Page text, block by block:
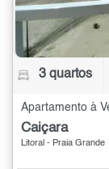
3 quartos
Apartamento à
Caiçara
Litoral - Praia Grande